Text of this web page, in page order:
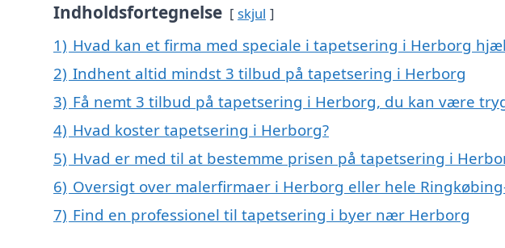
Indholdsfortegnelse skjul
1) Hvad kan et firma med speciale i tapetsering i Herborg
2) Indhent altid mindst 3 tilbud på tapetsering i Herborg
3) Få nemt 3 tilbud på tapetsering i Herborg, du kan være
4) Hvad koster tapetsering i Herborg?
5) Hvad er med til at bestemme prisen på tapetsering i
6) Oversigt over malerfirmaer i Herborg eller hele
7) Find en professionel til tapetsering i byer nær Herborg